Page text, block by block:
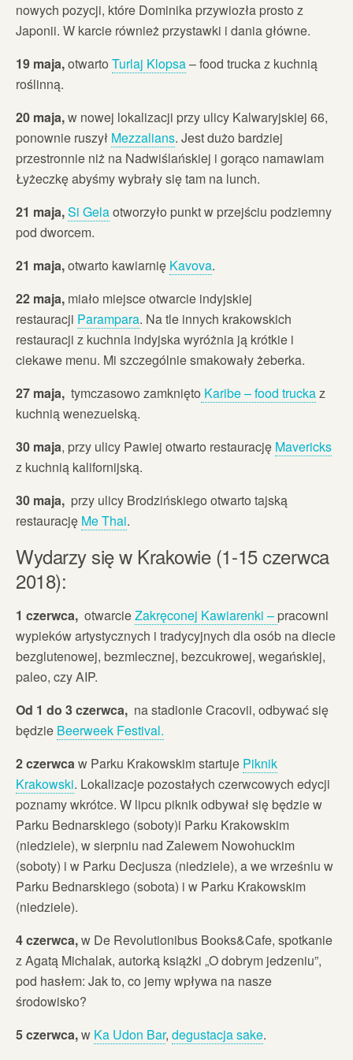
nowych pozycji, które Dominika przywiozła prosto z
Japonii. W karcie również przystawki i dania główne.
19 maja,otwarto Turlaj Klopsa– food trucka z kuchnią
roślinną.
20 maja,w nowej lokalizacji przy ulicy Kalwaryjskiej 66,
ponownie ruszył Mezzalians. Jest dużo bardziej
przestronnie niż na Nadwiślańskiej i gorąco namawiam
Łyżeczkę abyśmy wybrały się tam na lunch.
21 maja,Si Gelaotworzyło punkt w przejściu podziemny
pod dworcem.
21 maja,otwarto kawiarnię Kavova.
22 maja, miało miejsce otwarcie indyjskiej
restauracji Parampara. Na tle innych krakowskich
restauracji z kuchnia indyjska wyróżnia ją krótkie i
ciekawe menu. Mi szczególnie smakowały żeberka.
27 maja, tymczasowo zamknięto Karibe – food truckaz
kuchnią wenezuelską.
30 maja, przy ulicy Pawiej otwarto restaurację Mavericks
z kuchnią kalifornijską.
30 maja, przy ulicy Brodzińskiego otwarto tajską
restaurację Me Thai.
Wydarzy się w Krakowie (1-15 czerwca
2018):
1 czerwca, otwarcieZakręconej Kawiarenki – pracowni
wypieków artystycznych i tradycyjnych dla osób na diecie
bezglutenowej, bezmlecznej, bezcukrowej, wegańskiej,
paleo, czy AIP.
Od 1 do 3 czerwca, na stadionie Cracovii, odbywać się
będzie Beerweek Festival.
2 czerwcaw Parku Krakowskim startuje Piknik
Krakowski. Lokalizacje pozostałych czerwcowych edycji
poznamy wkrótce. W lipcu piknik odbywał się będzie w
Parku Bednarskiego (soboty)i Parku Krakowskim
(niedziele), w sierpniu nad Zalewem Nowohuckim
(soboty) i w Parku Decjusza (niedziele), a we wrześniu w
Parku Bednarskiego (sobota) i w Parku Krakowskim
(niedziele).
4 czerwca,w De Revolutionibus Books&Cafe, spotkanie
z Agatą Michalak, autorką książki „O dobrym jedzeniu”,
pod hasłem: Jak to, co jemy wpływa na nasze
środowisko?
5 czerwca,w Ka Udon Bar, degustacja sake.